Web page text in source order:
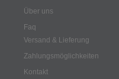
Über uns
Faq
Versand & Lieferung
Zahlungsmöglichkeiten
Kontakt